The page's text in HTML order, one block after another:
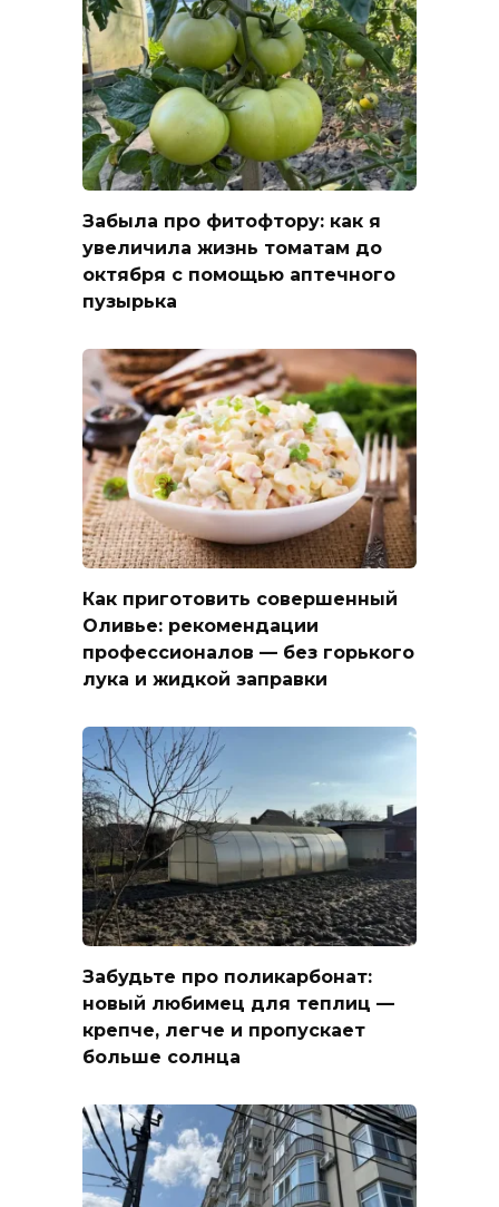
Забыла про фитофтору: как я
увеличила жизнь томатам до
октября с помощью аптечного
пузырька
Как приготовить совершенный
Оливье: рекомендации
профессионалов — без горького
лука и жидкой заправки
Забудьте про поликарбонат:
новый любимец для теплиц —
крепче, легче и пропускает
больше солнца